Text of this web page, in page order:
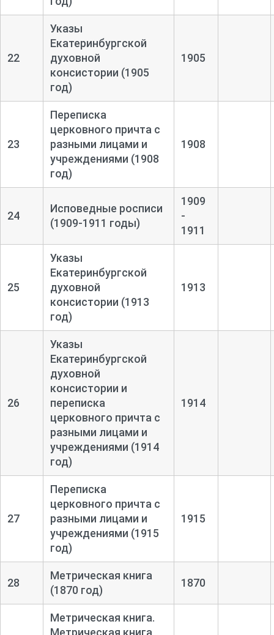
22
Указы
Екатеринбургской
духовной
консистории (1905
год)
1905
23
Переписка
церковного причта с
разными лицами и
учреждениями (1908
год)
1908
24
Исповедные росписи
(1909-1911 годы)
1909
-
1911
25
Указы
Екатеринбургской
духовной
консистории (1913
год)
1913
26
Указы
Екатеринбургской
духовной
консистории и
переписка
церковного причта с
разными лицами и
учреждениями (1914
год)
1914
27
Переписка
церковного причта с
разными лицами и
учреждениями (1915
год)
1915
28
Метрическая книга
(1870 год)
1870
Метрическая книга.
Метрическая книга